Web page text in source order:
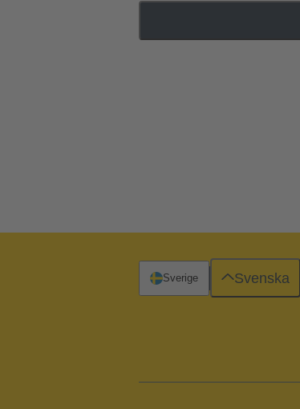
Sverige Svenska